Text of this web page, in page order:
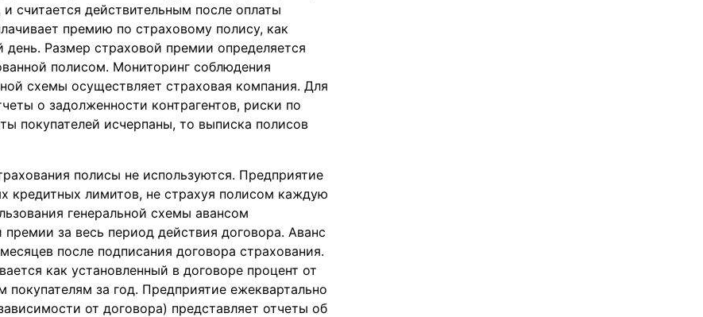
считается действительным после оплаты
премию по страховому полису, как
Размер страховой премии определяется
полисом. Мониторинг соблюдения
схемы осуществляет страховая компания. Для
о задолженности контрагентов, риски по
покупателей исчерпаны, то выписка полисов
полисы не используются. Предприятие
кредитных лимитов, не страхуя полисом каждую
генеральной схемы авансом
за весь период действия договора. Аванс
после подписания договора страхования.
как установленный в договоре процент от
за год. Предприятие ежеквартально
от договора) представляет отчеты об